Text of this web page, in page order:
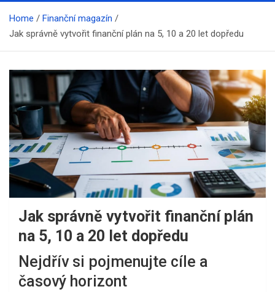
Home
Finanční magazín
Jak správně vytvořit finanční plán na 5, 10 a 20 let dopředu
Jak správně vytvořit finanční plán
na 5, 10 a 20 let dopředu
Nejdřív si pojmenujte cíle a
časový horizont